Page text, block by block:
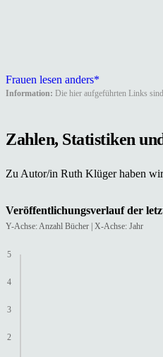
Frauen lesen anders*
Information: Die hier aufgeführten Links sind
Zahlen, Statistiken
Zu Autor/in Ruth Klüger haben
Veröffentlichungsverlauf der
Y-Achse: Anzahl Bücher | X-Achse: Jahr
2
3
4
5